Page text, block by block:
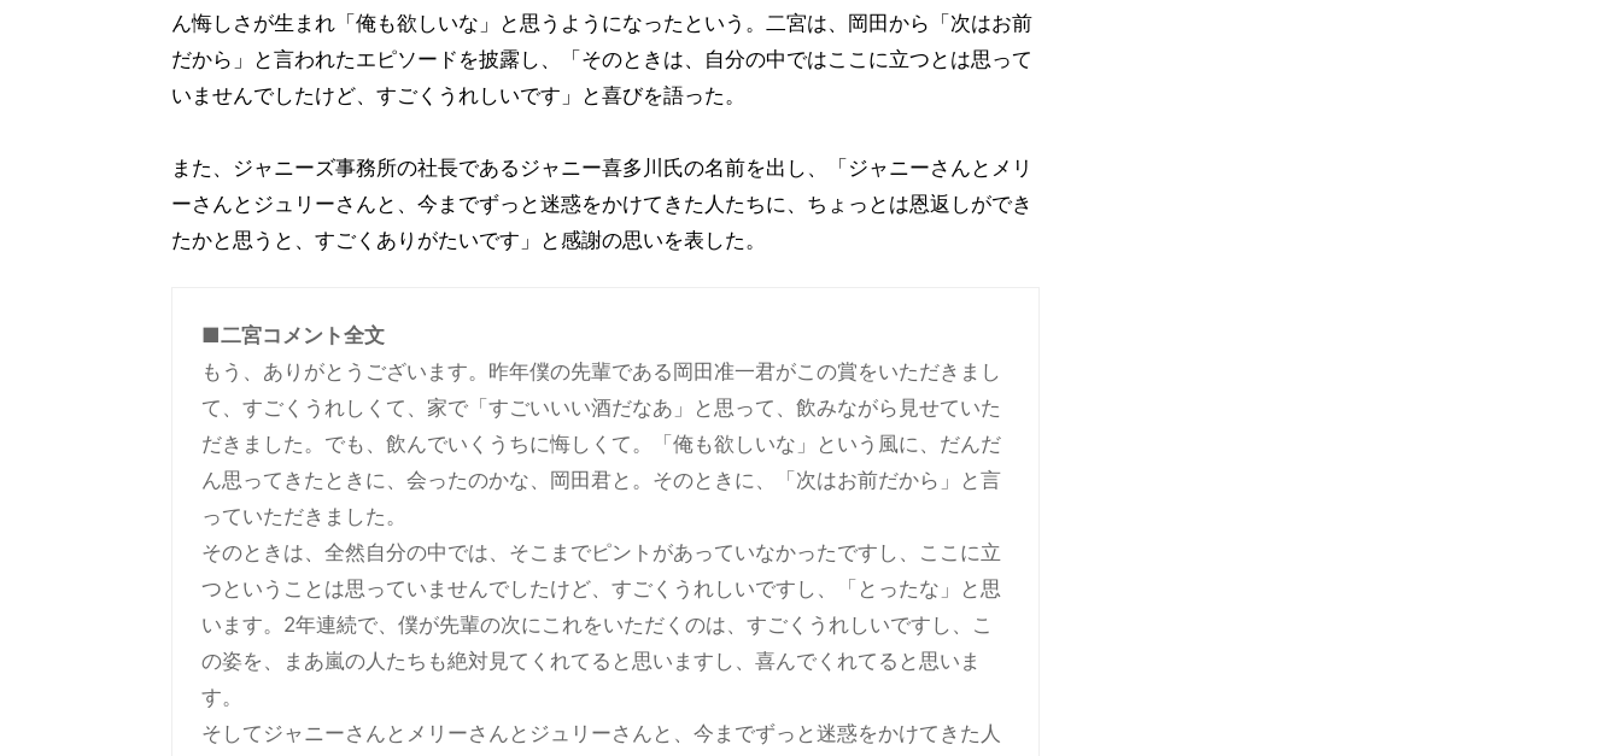
ん悔しさが生まれ「俺も欲しいな」と思うようになったという。二宮は、岡田から「次はお前
だから」と言われたエピソードを披露し、「そのときは、自分の中ではここに立つとは思って
いませんでしたけど、すごくうれしいです」と喜びを語った。
また、ジャニーズ事務所の社長であるジャニー喜多川氏の名前を出し、「ジャニーさんとメリ
ーさんとジュリーさんと、今までずっと迷惑をかけてきた人たちに、ちょっとは恩返しができ
たかと思うと、すごくありがたいです」と感謝の思いを表した。
■二宮コメント全文
もう、ありがとうございます。昨年僕の先輩である岡田准一君がこの賞をいただきまし
て、すごくうれしくて、家で「すごいいい酒だなあ」と思って、飲みながら見せていた
だきました。でも、飲んでいくうちに悔しくて。「俺も欲しいな」という風に、だんだ
ん思ってきたときに、会ったのかな、岡田君と。そのときに、「次はお前だから」と言
っていただきました。
そのときは、全然自分の中では、そこまでピントがあっていなかったですし、ここに立
つということは思っていませんでしたけど、すごくうれしいですし、「とったな」と思
います。2年連続で、僕が先輩の次にこれをいただくのは、すごくうれしいですし、こ
の姿を、まあ嵐の人たちも絶対見てくれてると思いますし、喜んでくれてると思いま
す。
そしてジャニーさんとメリーさんとジュリーさんと、今までずっと迷惑をかけてきた人